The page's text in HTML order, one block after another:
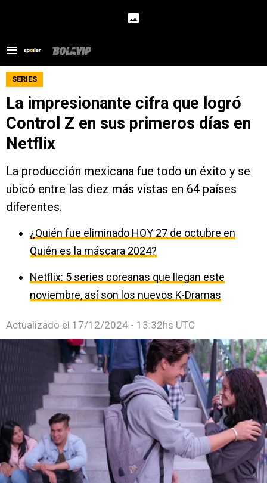
SERIES
La impresionante cifra que logró
Control Z en sus primeros días en
Netflix
La producción mexicana fue todo un éxito y se
ubicó entre las diez más vistas en 64 países
diferentes.
¿Quién fue eliminado HOY 27 de octubre en
Quién es la máscara 2024?
Netflix: 5 series coreanas que llegan este
noviembre, así son los nuevos K-Dramas
Actualizado el 17/12/2024 - 13:32hs UTC